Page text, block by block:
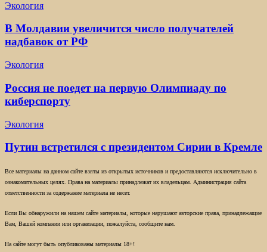
Экология
В Молдавии увеличится число получателей
надбавок от РФ
Экология
Россия не поедет на первую Олимпиаду по
киберспорту
Экология
Путин встретился с президентом Сирии в Кремле
Все материалы на данном сайте взяты из открытых источников и предоставляются исключительно в
ознакомительных целях. Права на материалы принадлежат их владельцам. Администрация сайта
ответственности за содержание материала не несет.
Если Вы обнаружили на нашем сайте материалы, которые нарушают авторские права, принадлежащие
Вам, Вашей компании или организации, пожалуйста, сообщите нам.
На сайте могут быть опубликованы материалы 18+!